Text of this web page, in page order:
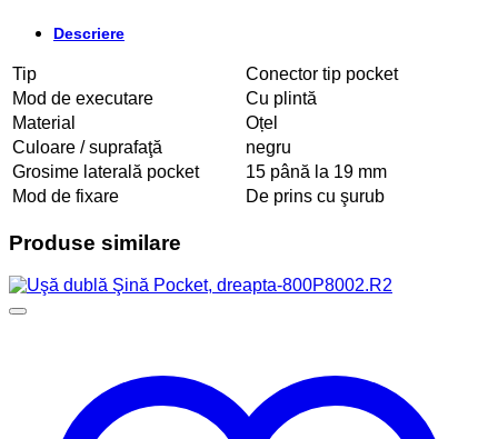
Descriere
Tip
Conector tip pocket
Mod de executare
Cu plintă
Material
Oțel
Culoare / suprafaţă
negru
Grosime laterală pocket
15 până la 19 mm
Mod de fixare
De prins cu şurub
Produse similare